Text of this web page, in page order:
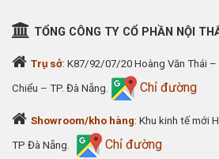
TỔNG CÔNG TY CỔ PHẦN NỘI
Trụ sở: K87/92/07/20 Hoàng Văn Thái –
Chiểu – TP. Đà Nẵng. Chỉ đường
Showroom/kho hàng: Khu kinh tế mới
TP Đà Nẵng. Chỉ đường